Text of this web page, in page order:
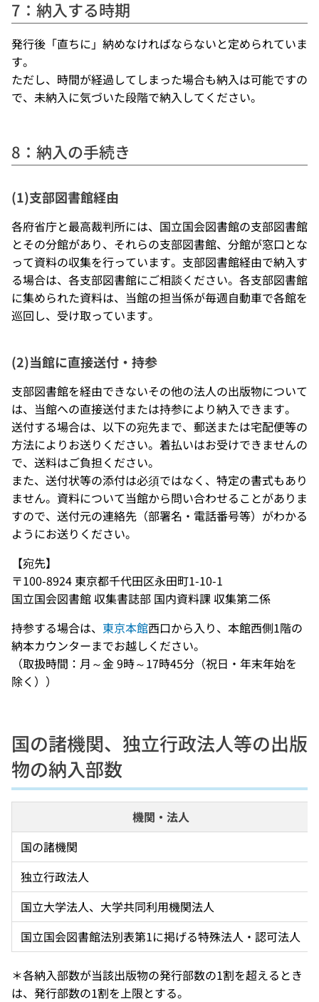
7：納入する時期
発行後「直ちに」納めなければならないと定められていま
す。
ただし、時間が経過してしまった場合も納入は可能ですの
で、未納入に気づいた段階で納入してください。
8：納入の手続き
(1)支部図書館経由
各府省庁と最高裁判所には、国立国会図書館の支部図書館
とその分館があり、それらの支部図書館、分館が窓口とな
って資料の収集を行っています。支部図書館経由で納入す
る場合は、各支部図書館にご相談ください。各支部図書館
に集められた資料は、当館の担当係が毎週自動車で各館を
巡回し、受け取っています。
(2)当館に直接送付・持参
支部図書館を経由できないその他の法人の出版物について
は、当館への直接送付または持参により納入できます。
送付する場合は、以下の宛先まで、郵送または宅配便等の
方法によりお送りください。着払いはお受けできませんの
で、送料はご負担ください。
また、送付状等の添付は必須ではなく、特定の書式もあり
ません。資料について当館から問い合わせることがありま
すので、送付元の連絡先（部署名・電話番号等）がわかる
ようにお送りください。
【宛先】
〒100-8924 東京都千代田区永田町1-10-1
国立国会図書館 収集書誌部 国内資料課 収集第二係
持参する場合は、 東京本館西口から入り、本館西側1階の
納本カウンターまでお越しください。
（取扱時間：月～金 9時～17時45分（祝日・年末年始を
除く））
国の諸機関、独立行政法人等の出版
物の納入部数
機関・法人
国の諸機関
独立行政法人
国立大学法人、大学共同利用機関法人
国立国会図書館法別表第1に掲げる特殊法人・認可法人
＊各納入部数が当該出版物の発行部数の1割を超えるとき
は、発行部数の1割を上限とする。